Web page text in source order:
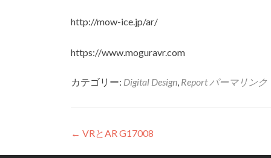
http://mow-ice.jp/ar/
https://www.moguravr.com
カテゴリー: Digital Design, Report パーマリンク
投稿ナビゲーション
← VRとAR G17008